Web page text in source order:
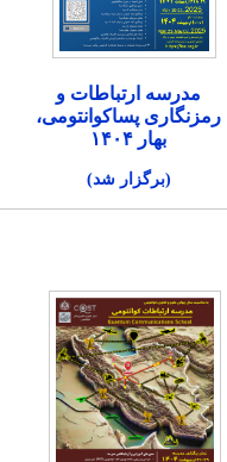
مدرسه ارتباطات و
رمزنگاری پساکوانتومی،
بهار ۱۴۰۴
(برگزار شد)